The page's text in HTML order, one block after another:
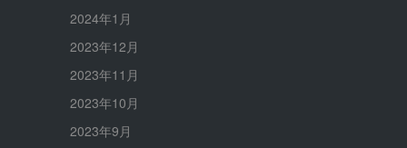
2024年1月
2023年12月
2023年11月
2023年10月
2023年9月